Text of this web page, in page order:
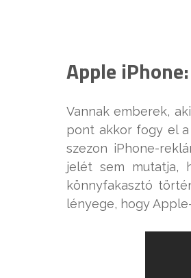
Apple
Vannak emberek,
pont akkor fogy el a
szezon iPhone-
jelét sem mutatja,
könnyfakasztó
lényege, hogy